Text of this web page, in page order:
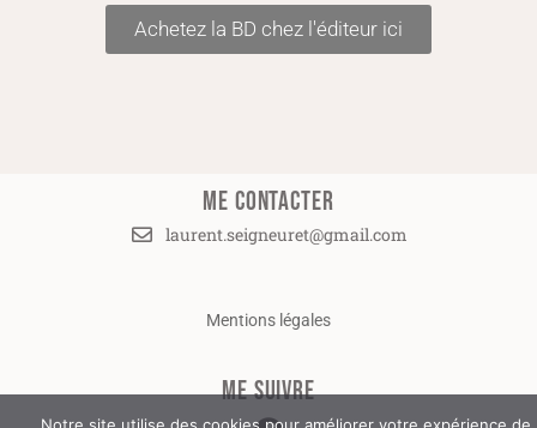
Achetez la BD chez l'éditeur ici
ME CONTACTER
laurent.seigneuret@gmail.com
Mentions légales
ME SUIVRE